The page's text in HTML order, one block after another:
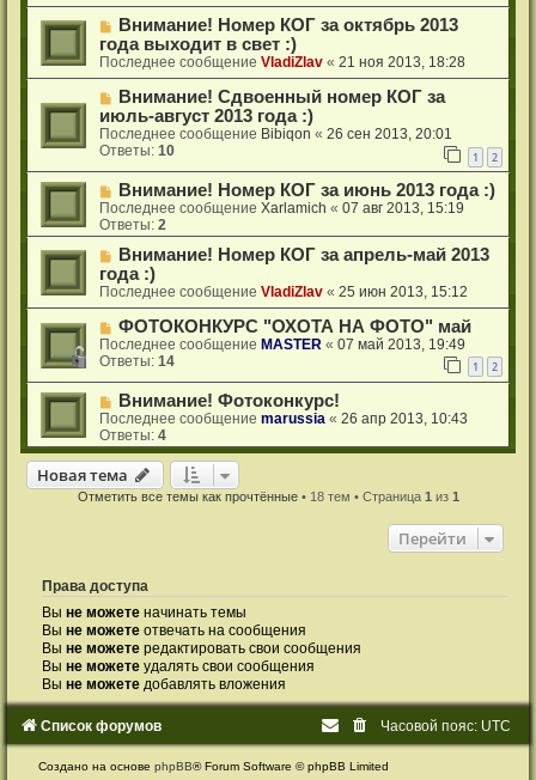
Внимание! Номер КОГ за октябрь 2013
года выходит в свет :)
Последнее сообщениеVladiZlav «21 ноя 2013, 18:28
Внимание! Сдвоенный номер КОГ за
июль-август 2013 года :)
Последнее сообщение Bibiqon «26 сен 2013, 20:01
Ответы:10 1 2
Внимание! Номер КОГ за июнь 2013 года :)
Последнее сообщениеXarlamich «07 авг 2013, 15:19
Ответы:2
Внимание! Номер КОГ за апрель-май 2013
года :)
Последнее сообщениеVladiZlav «25 июн 2013, 15:12
ФОТОКОНКУРС "ОХОТА НА ФОТО" май
Последнее сообщениеMASTER «07 май 2013, 19:49
Ответы:14 1 2
Внимание! Фотоконкурс!
Последнее сообщениеmarussia «26 апр 2013, 10:43
Ответы:4
Новая тема
Новаятема
Отметить все темы как прочтённые• 18 тем • Страница 1 из 1
Перейти
Права доступа
Выне можете начинать темы
Выне можете отвечать на сообщения
Выне можете редактировать свои сообщения
Выне можете удалять свои сообщения
Выне можете добавлять вложения
Список форумов Часовой пояс: UTC
Создано на основеphpBB® Forum Software © phpBB Limited